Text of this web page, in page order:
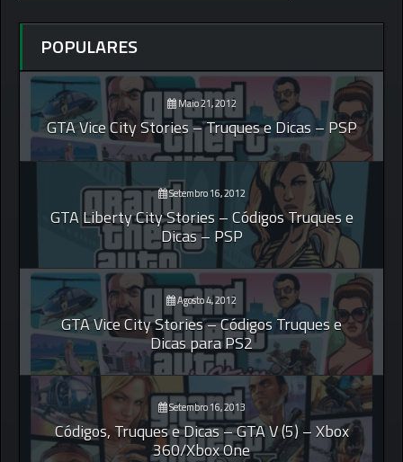
POPULARES
Maio 21, 2012
GTA Vice City Stories – Truques e Dicas – PSP
Setembro 16, 2012
GTA Liberty City Stories – Códigos Truques e
Dicas – PSP
Agosto 4, 2012
GTA Vice City Stories – Códigos Truques e
Dicas para PS2
Setembro 16, 2013
Códigos, Truques e Dicas – GTA V (5) – Xbox
360/Xbox One